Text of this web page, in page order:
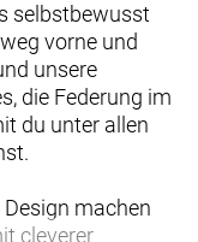
selbstbewusst
vorne und
unsere
die Federung im
du unter allen
machen
cleverer